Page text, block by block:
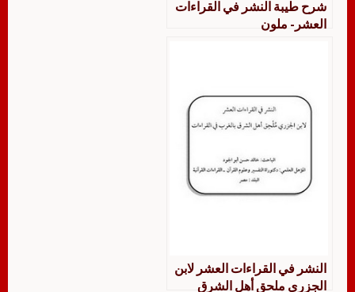
شرح طيبة النشر في القراءات
العشر- ملون
النشر في القراءات العشر لابن
الجزري ملحق أهل الشرق